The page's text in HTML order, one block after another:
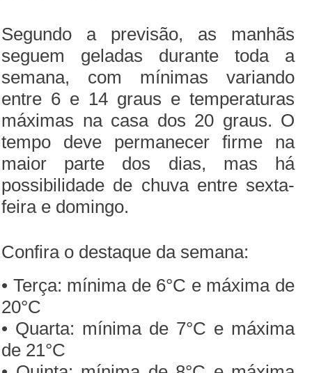
Segundo a previsão, as manhãs
seguem geladas durante toda a
semana, com mínimas variando
entre 6 e 14 graus e temperaturas
máximas na casa dos 20 graus. O
tempo deve permanecer firme na
maior parte dos dias, mas há
possibilidade de chuva entre sexta-
feira e domingo.
Confira o destaque da semana:
• Terça: mínima de 6°C e máxima de
20°C
• Quarta: mínima de 7°C e máxima
de 21°C